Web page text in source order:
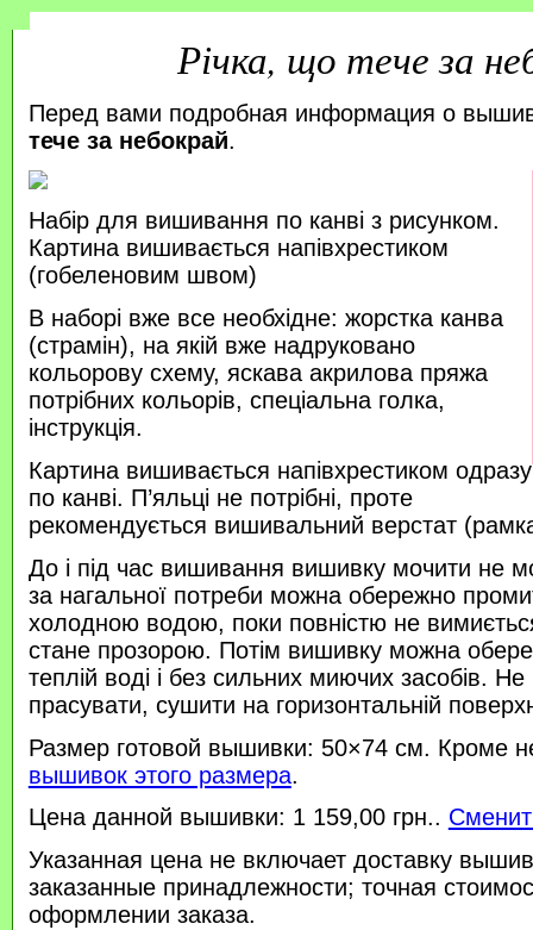
Річка, що тече за
Перед вами подробная информация о
тече за небокрай.
Набір для вишивання по канві з рисунком.
Картина вишивається напівхрестиком
(гобеленовим швом)
В наборі вже все необхідне: жорстка канва
(страмін), на якій вже надруковано
кольорову схему, яскава акрилова пряжа
потрібних кольорів, спеціальна голка,
інструкція.
Картина вишивається напівхрестиком одразу
по канві. П’яльці не потрібні, проте
рекомендується вишивальний верстат
До і під час вишивання вишивку мочити не
за нагальної потреби можна обережно
холодною водою, поки повністю не
стане прозорою. Потім вишивку можна
теплій воді і без сильних миючих засобів.
прасувати, сушити на горизонтальній
Размер готовой вышивки: 50×74 см. Кроме
вышивок этого размера.
Цена данной вышивки: 1 159,00 грн..
Указанная цена не включает доставку
заказанные принадлежности; точная
оформлении заказа.